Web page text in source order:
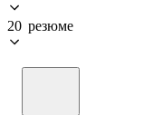
20 резюме